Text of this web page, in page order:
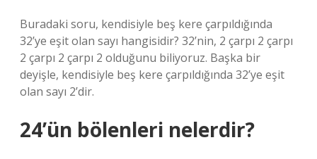
Buradaki soru, kendisiyle beş kere çarpıldığında
32’ye eşit olan sayı hangisidir? 32’nin, 2 çarpı 2 çarpı
2 çarpı 2 çarpı 2 olduğunu biliyoruz. Başka bir
deyişle, kendisiyle beş kere çarpıldığında 32’ye eşit
olan sayı 2’dir.
24’ün bölenleri nelerdir?